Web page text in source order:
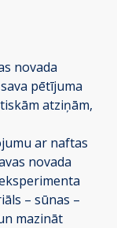
novada
pētījuma
atziņām,
ar naftas
novada
– sūnas –
mazināt